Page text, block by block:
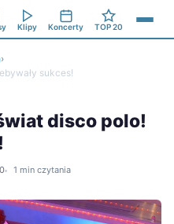
Klipy Koncerty TOP 20
›
sukces!
disco polo!
1 min czytania